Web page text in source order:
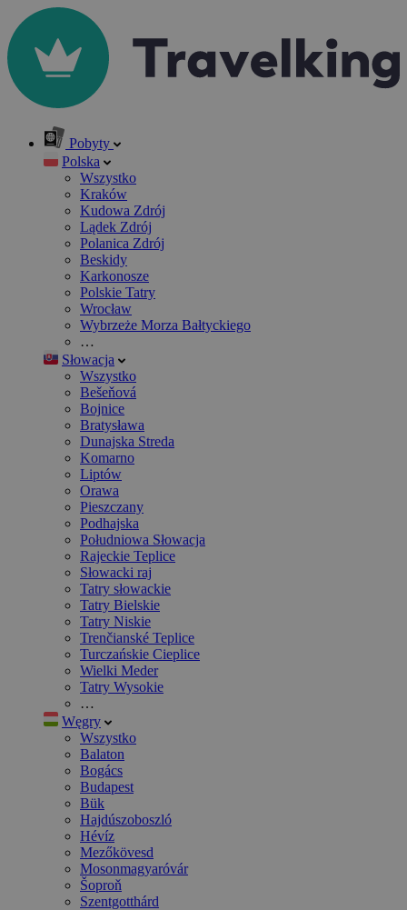
Pobyty
Polska
Wszystko
Kraków
Kudowa Zdrój
Lądek Zdrój
Polanica Zdrój
Beskidy
Karkonosze
Polskie Tatry
Wrocław
Wybrzeże Morza Bałtyckiego
…
Słowacja
Wszystko
Bešeňová
Bojnice
Bratysława
Dunajska Streda
Komarno
Liptów
Orawa
Pieszczany
Podhajska
Południowa Słowacja
Rajeckie Teplice
Słowacki raj
Tatry słowackie
Tatry Bielskie
Tatry Niskie
Trenčianské Teplice
Turczańskie Cieplice
Wielki Meder
Tatry Wysokie
…
Węgry
Wszystko
Balaton
Bogács
Budapest
Bük
Hajdúszoboszló
Hévíz
Mezőkövesd
Mosonmagyaróvár
Šoproň
Szentgotthárd